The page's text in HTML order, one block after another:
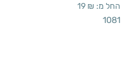
החל מ: 19 ₪
1081